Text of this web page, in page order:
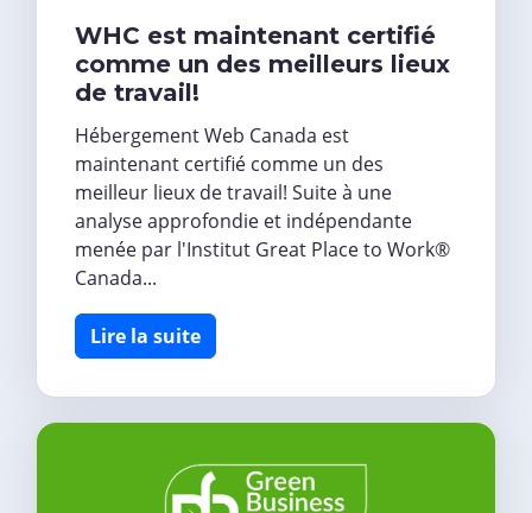
WHC est maintenant certifié
comme un des meilleurs lieux
de travail!
Hébergement Web Canada est
maintenant certifié comme un des
meilleur lieux de travail! Suite à une
analyse approfondie et indépendante
menée par l'Institut Great Place to Work®
Canada...
Lire la suite